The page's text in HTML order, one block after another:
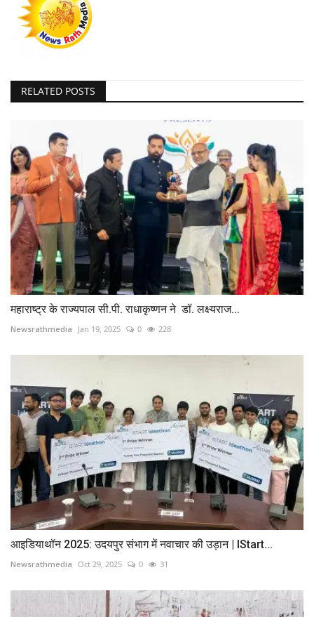
RELATED POSTS
महाराष्ट्र के राज्यपाल सी.पी. राधाकृष्णन ने डॉ. लक्ष्यराज...
Newsrathmedia Jan 19, 2025 0 228
आइडियाथॉन 2025: उदयपुर संभाग में नवाचार की उड़ान | IStart...
Newsrathmedia Oct 29, 2025 0 31